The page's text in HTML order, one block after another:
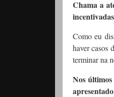
Chama a
Como eu
haver casos
terminar na
Nos